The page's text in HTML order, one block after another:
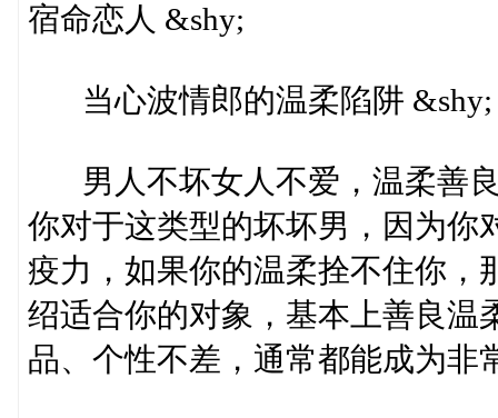
宿命恋人 &shy;
当心波情郎的温柔陷阱 &shy;
男人不坏女人不爱，温柔善良
你对于这类型的坏坏男，因为你
疫力，如果你的温柔拴不住你，
绍适合你的对象，基本上善良温
品、个性不差，通常都能成为非